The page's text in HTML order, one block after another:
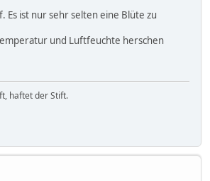
Es ist nur sehr selten eine Blüte zu
und Luftfeuchte herschen
haftet der Stift.